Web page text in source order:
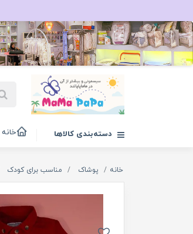
دسته‌بندی کالاها خانه
خانه پوشاک مناسب برای کودک